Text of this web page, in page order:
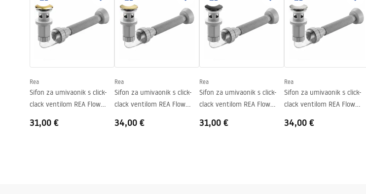
Širina
mm
Visina
135
mm
Dubina
mm
Otvor za slavinu
NE
Preljevna rupa
Rea
Sifon za umivaonik s click-
clack ventilom REA Flow
31,00 €
Rea
Sifon za umivaonik s click-
clack ventilom REA Flow
34,00 €
Rea
Sifon za umivaonik s click-
clack ventilom REA Flow
31,00 €
Rea
Sifon za umivaonik s click-
clack ventilom REA Flow
34,00 €